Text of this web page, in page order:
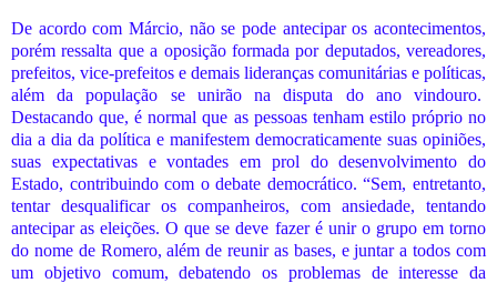
De acordo com Márcio, não se pode antecipar os acontecimentos,
porém ressalta que a oposição formada por deputados, vereadores,
prefeitos, vice-prefeitos e demais lideranças comunitárias e políticas,
além da população se unirão na disputa do ano vindouro.
Destacando que, é normal que as pessoas tenham estilo próprio no
dia a dia da política e manifestem democraticamente suas opiniões,
suas expectativas e vontades em prol do desenvolvimento do
Estado, contribuindo com o debate democrático. “Sem, entretanto,
tentar desqualificar os companheiros, com ansiedade, tentando
antecipar as eleições. O que se deve fazer é unir o grupo em torno
do nome de Romero, além de reunir as bases, e juntar a todos com
um objetivo comum, debatendo os problemas de interesse da